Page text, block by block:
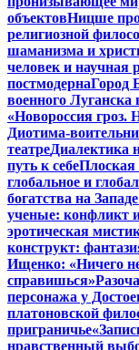
объектовНицше
религиозной
шаманизма и
человек и научная
постмодернаГород
военного
«Новороссия гроз.
Диотима-
театреДиалектика
путь к себеПлоская
глобальное и
богатства на Западе
ученые: конфликт
эротическая
конструкт:
Ищенко: «Ничего
справишься»
персонажа у
платоновской
приграничье
нравственный